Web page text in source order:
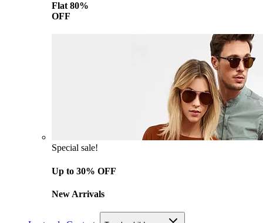
Flat 80%
OFF
Special sale!
Up to 30% OFF
New Arrivals